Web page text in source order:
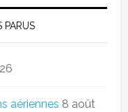
PARUS
aériennes 8 août